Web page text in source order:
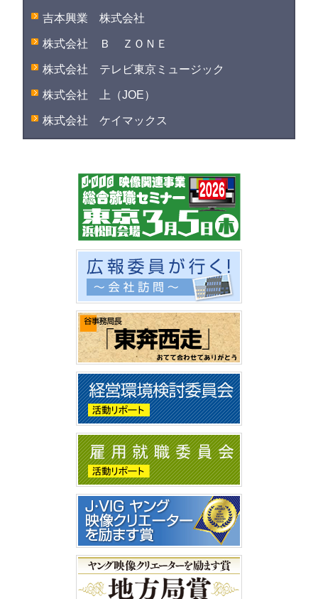
吉本興業 株式会社
株式会社 Ｂ ＺＯＮＥ
株式会社 テレビ東京ミュージック
株式会社 上（JOE）
株式会社 ケイマックス